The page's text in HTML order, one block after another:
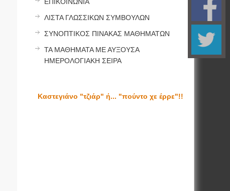
ΛΙΣΤΑ ΓΛΩΣΣΙΚΩΝ ΣΥΜΒΟΥΛΩΝ
ΣΥΝΟΠΤΙΚΟΣ ΠΙΝΑΚΑΣ ΜΑΘΗΜΑΤΩΝ
ΤΑ ΜΑΘΗΜΑΤΑ ΜΕ ΑΥΞΟΥΣΑ
ΗΜΕΡΟΛΟΓΙΑΚΗ ΣΕΙΡΑ
Καστεγιάνο "τζιάρ" ή... "πούντο χε έρρε"!!